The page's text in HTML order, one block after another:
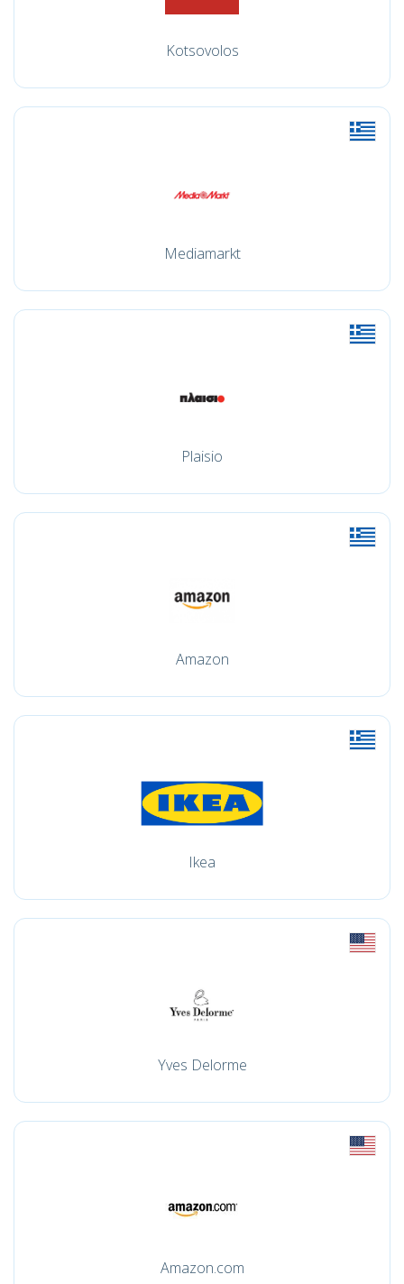
Kotsovolos
Mediamarkt
Plaisio
Amazon
Ikea
Yves Delorme
Amazon.com